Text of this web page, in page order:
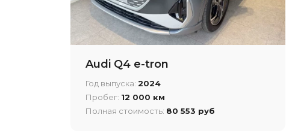
Audi Q4 e-tron
Год выпуска: 2024
Пробег: 12 000 км
Полная стоимость: 80 553 руб